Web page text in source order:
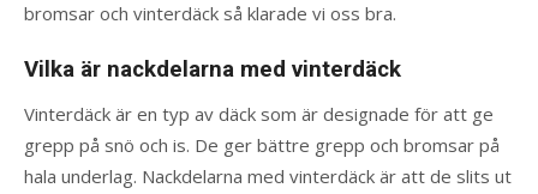
bromsar och vinterdäck så klarade vi oss bra.
Vilka är nackdelarna med vinterdäck
Vinterdäck är en typ av däck som är designade för att ge
grepp på snö och is. De ger bättre grepp och bromsar på
hala underlag. Nackdelarna med vinterdäck är att de slits ut